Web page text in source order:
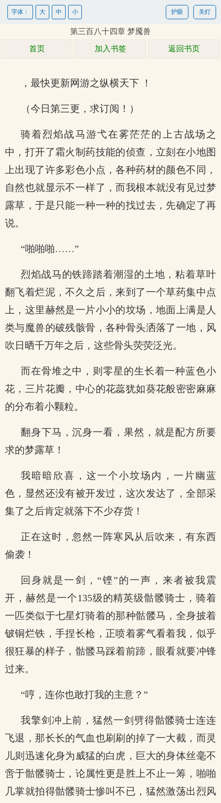
关灯
护眼
字体： 大 中 小
第三百八十四章 梦魇兽
首页 加入书签 返回书页
，最快更新网游之纵横天下 ！
（今日第三更，求订阅！）
骑着烈焰战马游弋在雾茫茫的上古战场之
中，打开了霜火制药技能的侦查，立刻在小地图
上出现了许多彩色小点，各种药材的颜色不同，
自然也就显示不一样了，而我根本就没有见过梦
露草，于是只能一种一种的找过去，先确定了再
说。
“啪啪啪……”
烈焰战马的铁蹄踏着潮湿的土地，粘着草叶
翻飞着烂泥，不久之后，来到了一个草药集中点
上，这里赫然是一片小小的坟场，地面上满是人
类与魔兽的破残骸骨，各种骨头洒落了一地，风
吹日晒千万年之后，这些骨头荧荧泛光。
而在骨堆之中，则零星的生长着一种蓝色小
花，三片花瓣，中心的花蕊犹如葵花般密密麻麻
的分布着小颗粒。
翻身下马，沉身一看，果然，就是配方所要
求的梦露草！
我暗暗欣喜，这一个小坟场内，一片幽蓝
色，显然还没有被开发过，这次发达了，全部采
集了之后肯定就落下不少存货！
正在这时，忽然一阵寒风从后吹来，有东西
偷袭！
回身就是一剑，“铿”的一声，来者被我震
开，赫然是一个135级的精英级骷髅骑士，骑着
一匹类似于七星灯骑着的那种骷髅马，全身披着
铍铜烂铁，手捏长枪，正喷着雾气看着我，似乎
很狂暴的样子，骷髅马踩着前蹄，眼看就要冲锋
过来。
“哼，连你也敢打我的主意？”
我擎剑冲上前，猛然一剑劈得骷髅骑士连连
飞退，那长长的气血也刷刷的掉了一大截，而灵
儿则迅速化身为威猛的白虎，巨大的身体丝毫不
啻于骷髅骑士，论属性更是胜上不止一筹，啪啪
几掌就拍得骷髅骑士惨叫不已，猛然激荡出烈风